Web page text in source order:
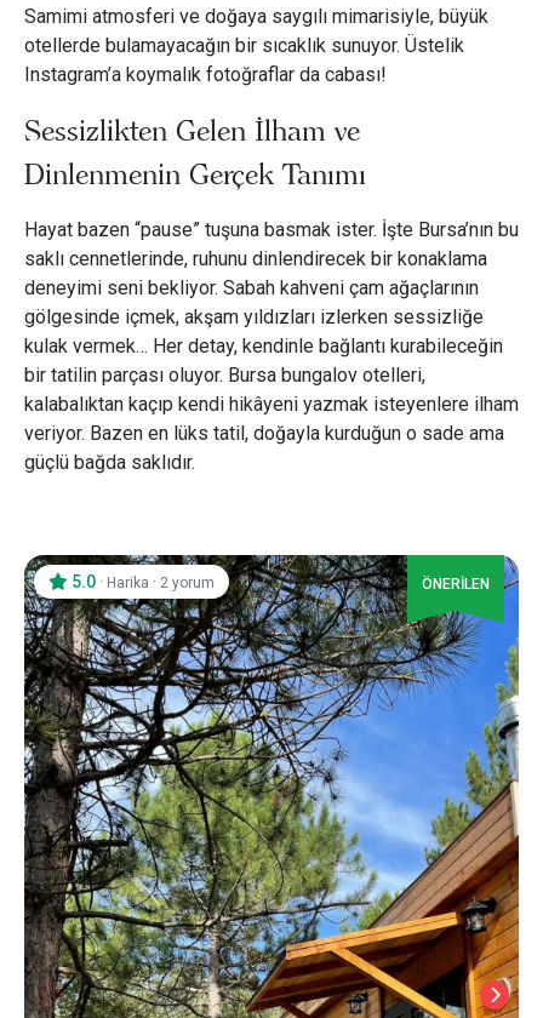
Samimi atmosferi ve doğaya saygılı mimarisiyle, büyük
otellerde bulamayacağın bir sıcaklık sunuyor. Üstelik
Instagram’a koymalık fotoğraflar da cabası!
Sessizlikten Gelen İlham ve
Dinlenmenin Gerçek Tanımı
Hayat bazen “pause” tuşuna basmak ister. İşte Bursa’nın bu
saklı cennetlerinde, ruhunu dinlendirecek bir konaklama
deneyimi seni bekliyor. Sabah kahveni çam ağaçlarının
gölgesinde içmek, akşam yıldızları izlerken sessizliğe
kulak vermek… Her detay, kendinle bağlantı kurabileceğin
bir tatilin parçası oluyor. Bursa bungalov otelleri,
kalabalıktan kaçıp kendi hikâyeni yazmak isteyenlere ilham
veriyor. Bazen en lüks tatil, doğayla kurduğun o sade ama
güçlü bağda saklıdır.
5.0 · Harika · 2 yorum ÖNERİLEN